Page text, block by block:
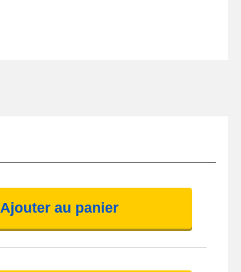
Ajouter au panier